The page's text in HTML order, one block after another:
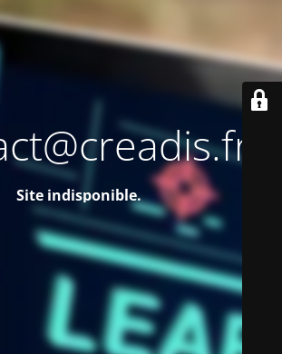
Site indisponible.